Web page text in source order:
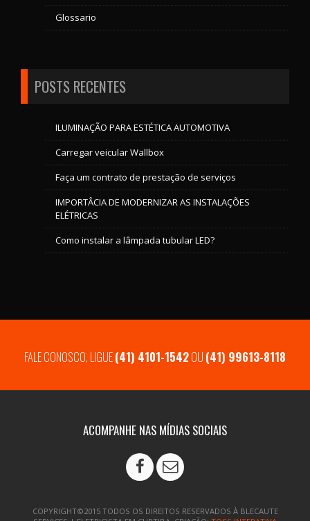
Glossario
POSTS RECENTES
ILUMINAÇÃO PARA ESTÉTICA AUTOMOTIVA
Carregar veicular Wallbox
Faça um contrato de prestação de serviços
IMPORTÂCIA DE MODERNIZAR AS INSTALAÇÕES
ELÉTRICAS
Como instalar a lâmpada tubular LED?
FALE CONOSCO, LIGUE(41) 4101-1542OU (41) 99613-8118
ACOMPANHE NAS MÍDIAS SOCIAIS
COPYRIGHT©2015 TODOS OS DIREITOS RESERVADOS À BLECAUTE